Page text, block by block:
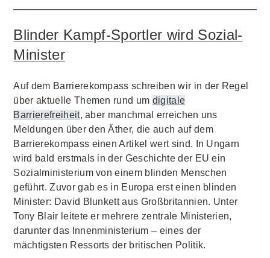
Blinder Kampf-Sportler wird Sozial-
Minister
Auf dem Barrierekompass schreiben wir in der Regel
über aktuelle Themen rund um digitale
Barrierefreiheit, aber manchmal erreichen uns
Meldungen über den Äther, die auch auf dem
Barrierekompass einen Artikel wert sind. In Ungarn
wird bald erstmals in der Geschichte der EU ein
Sozialministerium von einem blinden Menschen
geführt. Zuvor gab es in Europa erst einen blinden
Minister: David Blunkett aus Großbritannien. Unter
Tony Blair leitete er mehrere zentrale Ministerien,
darunter das Innenministerium – eines der
mächtigsten Ressorts der britischen Politik.